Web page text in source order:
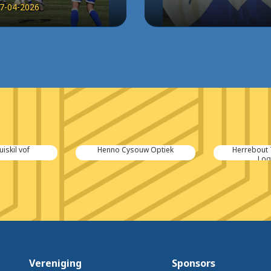
04-2026
vof Henno Cysouw Optiek
Herrebout
Vereniging
Sponsors